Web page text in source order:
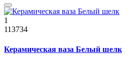
1
113734
Керамическая ваза Белый шелк